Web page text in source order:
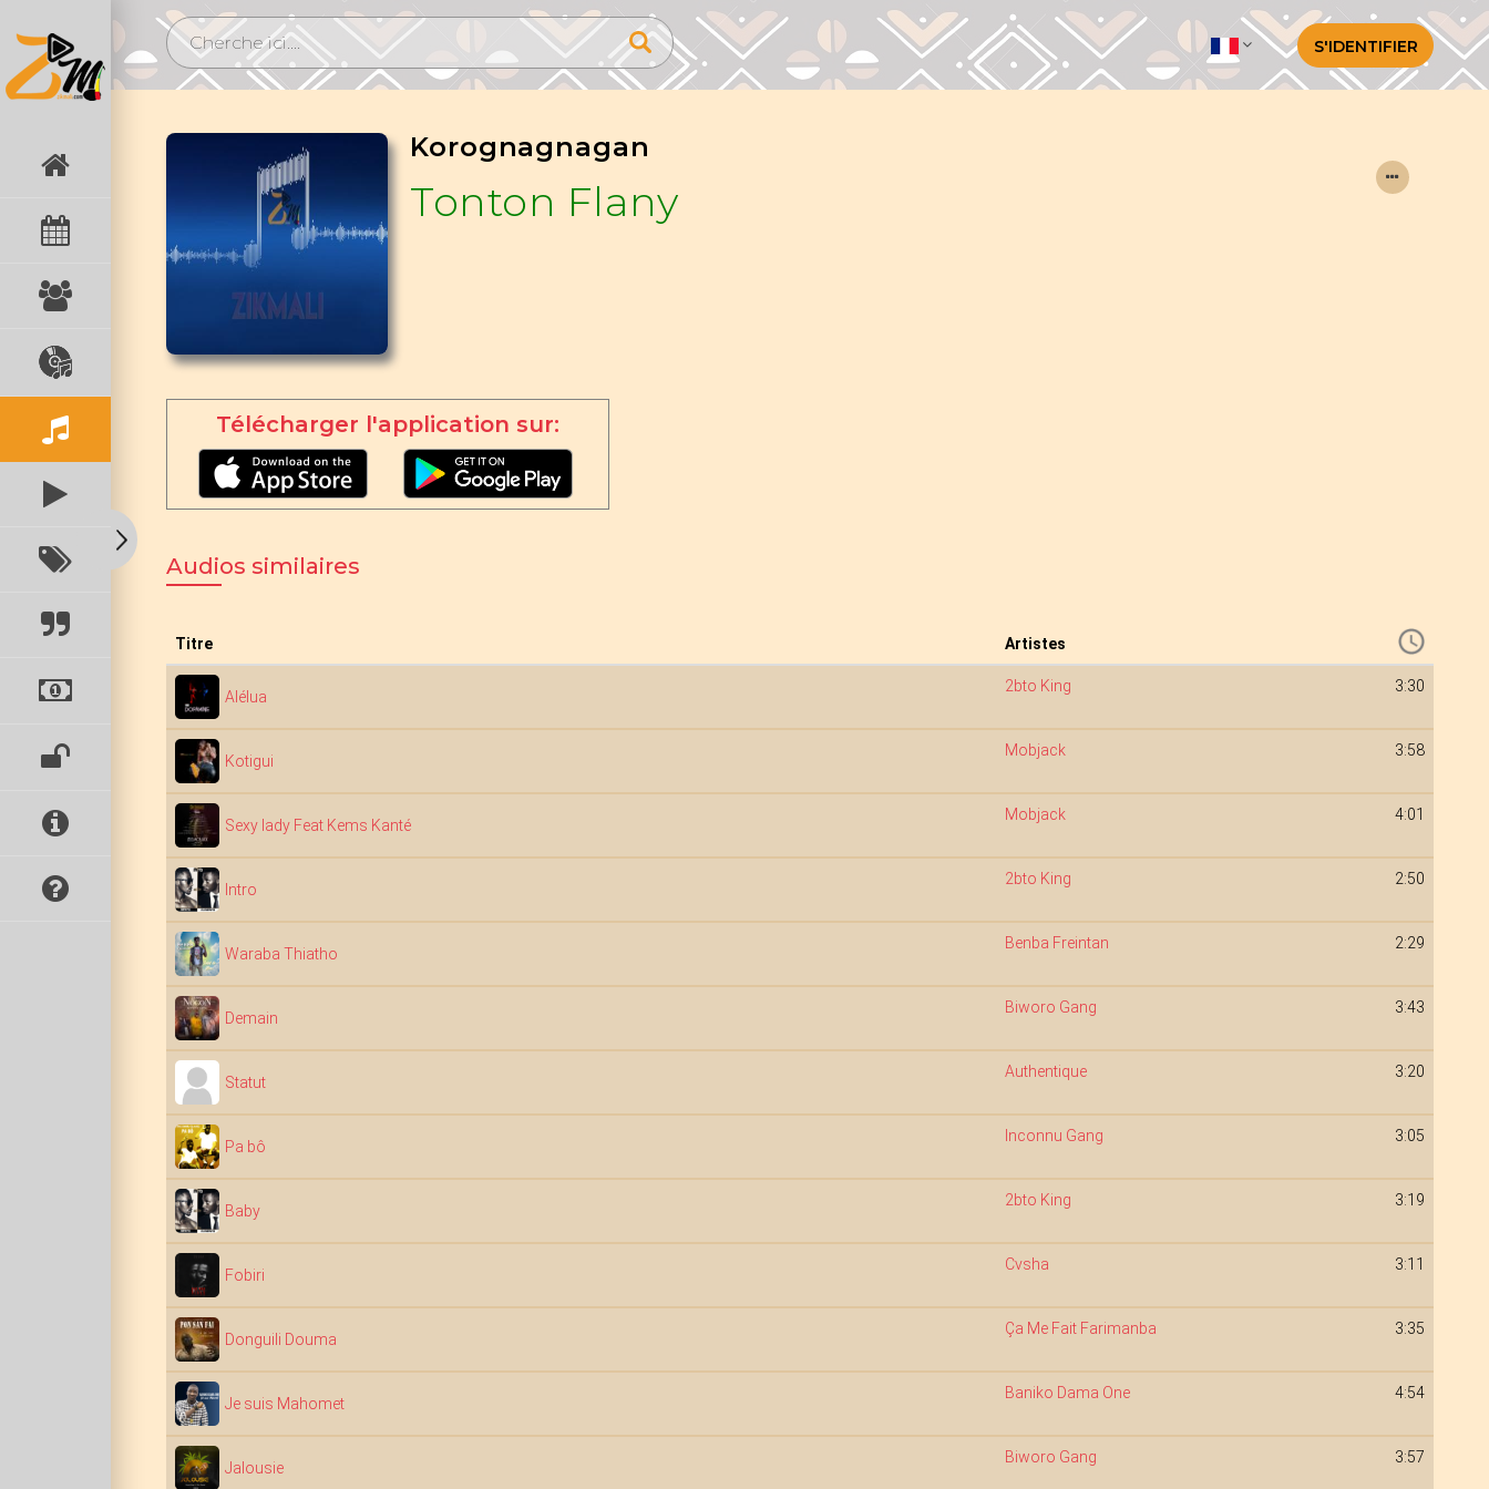
S'IDENTIFIER
Korognagnagan
Tonton Flany
Télécharger l'application sur:
Audios similaires
Titre Artistes
Alélua
2bto King 3:30
Kotigui
Mobjack 3:58
Sexy lady Feat Kems Kanté
Mobjack 4:01
Intro
2bto King 2:50
Waraba Thiatho
Benba Freintan 2:29
Demain
Biworo Gang 3:43
Statut
Authentique 3:20
Pa bô
Inconnu Gang 3:05
Baby
2bto King 3:19
Fobiri
Cvsha 3:11
Donguili Douma
Ça Me Fait Farimanba 3:35
Je suis Mahomet
Baniko Dama One 4:54
Jalousie
Biworo Gang 3:57